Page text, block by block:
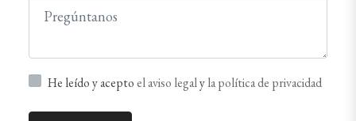
He leído y aceptoel aviso legalyla política de privacidad